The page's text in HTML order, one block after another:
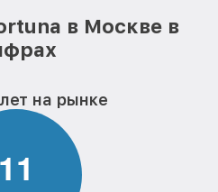
в Москве в
на рынке
11